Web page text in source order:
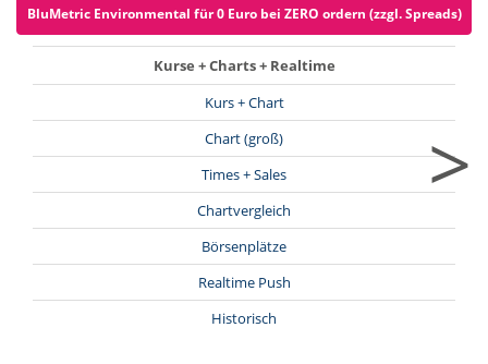
BluMetric Environmental für 0 Euro bei ZERO ordern (zzgl. Spreads)
Kurse + Charts + Realtime
Kurs + Chart
Chart (groß)
Times + Sales
Chartvergleich
Börsenplätze
Realtime Push
Historisch
>